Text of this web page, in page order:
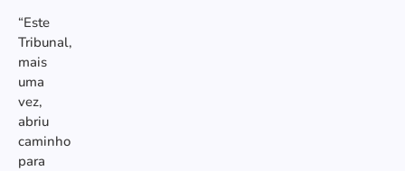
“Este
Tribunal,
mais
uma
vez,
abriu
caminho
para